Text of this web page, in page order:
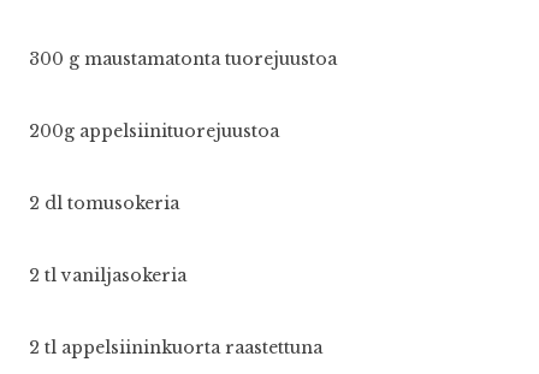
300 g maustamatonta tuorejuustoa
200g appelsiinituorejuustoa
2 dl tomusokeria
2 tl vaniljasokeria
2 tl appelsiininkuorta raastettuna